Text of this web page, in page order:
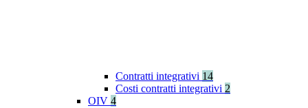
Contratti integrativi 14
Costi contratti integrativi 2
OIV 4